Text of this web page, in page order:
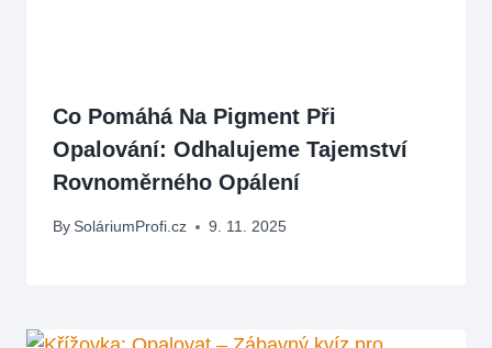
Co Pomáhá Na Pigment Při
Opalování: Odhalujeme Tajemství
Rovnoměrného Opálení
By SoláriumProfi.cz 9. 11. 2025